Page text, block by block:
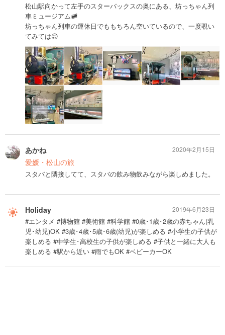
松山駅向かって左手のスターバックスの奥にある、坊っちゃん列
車ミュージアム🚞
坊っちゃん列車の運休日でももちろん空いているので、一度覗い
てみては😊
あかね
愛媛・松山の旅
スタバと隣接してて、スタバの飲み物飲みながら楽しめました。
2020年2月15日
Holiday
#エンタメ #博物館 #美術館 #科学館 #0歳･1歳･2歳の赤ちゃん(乳
児･幼児)OK #3歳･4歳･5歳･6歳(幼児)が楽しめる #小学生の子供が
楽しめる #中学生･高校生の子供が楽しめる #子供と一緒に大人も
楽しめる #駅から近い #雨でもOK #ベビーカーOK
2019年6月23日